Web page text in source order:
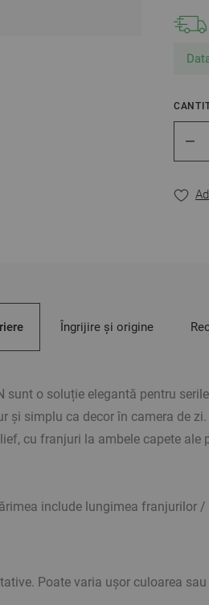
sunt o soluție elegantă pentru
și simplu ca decor în camera de zi.
cu franjuri la ambele capete ale
include lungimea franjurilor /
Poate varia ușor culoarea
Îngrijire și origine